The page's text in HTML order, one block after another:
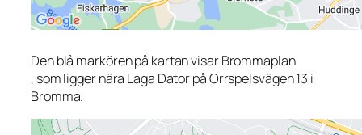
Den blå markören på kartan visar Brommaplan
, som ligger nära Laga Dator på Orrspelsvägen 13 i
Bromma.